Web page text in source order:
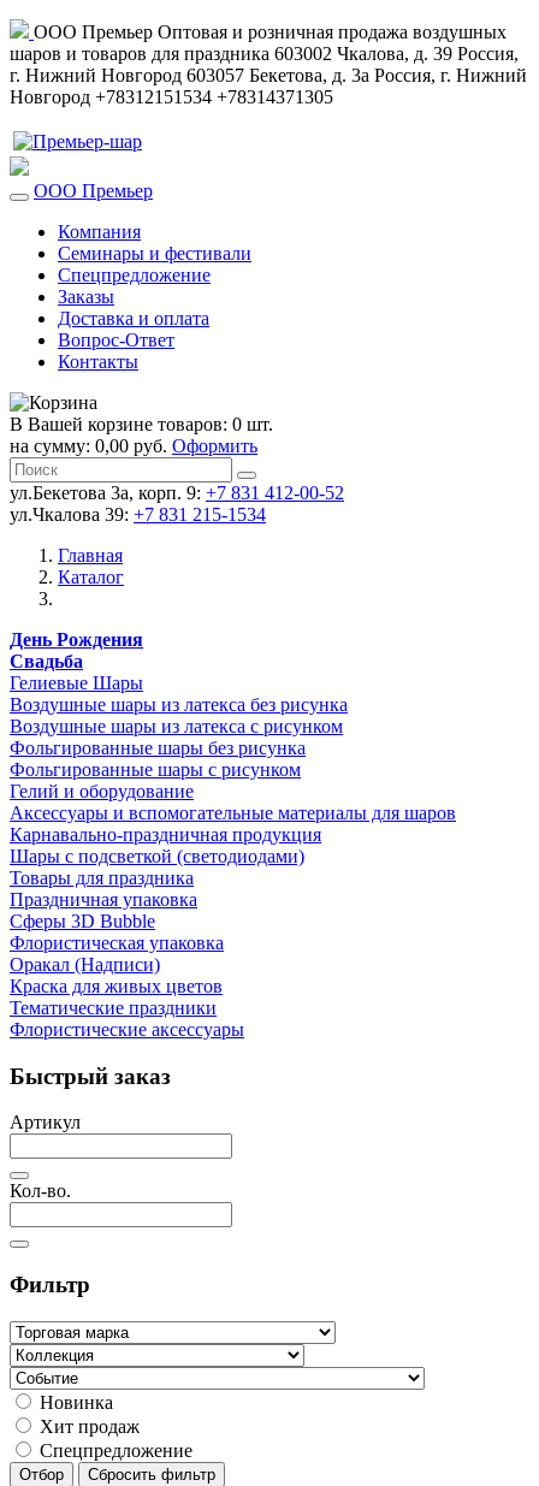
ООО Премьер Оптовая и розничная продажа воздушных
шаров и товаров для праздника 603002 Чкалова, д. 39 Россия,
г. Нижний Новгород 603057 Бекетова, д. 3а Россия, г. Нижний
Новгород +78312151534 +78314371305
ООО Премьер
Компания
Семинары и фестивали
Спецпредложение
Заказы
Доставка и оплата
Вопрос-Ответ
Контакты
В Вашей корзине товаров: 0 шт.
на сумму: 0,00 руб. Оформить
ул.Бекетова 3а, корп. 9: +7 831 412-00-52
ул.Чкалова 39: +7 831 215-1534
Главная
Каталог
День Рождения
Свадьба
Гелиевые Шары
Воздушные шары из латекса без рисунка
Воздушные шары из латекса с рисунком
Фольгированные шары без рисунка
Фольгированные шары с рисунком
Гелий и оборудование
Аксессуары и вспомогательные материалы для шаров
Карнавально-праздничная продукция
Шары с подсветкой (светодиодами)
Товары для праздника
Праздничная упаковка
Сферы 3D Bubble
Флористическая упаковка
Оракал (Надписи)
Краска для живых цветов
Тематические праздники
Флористические аксессуары
Быстрый заказ
Артикул
Кол-во.
Фильтр
Новинка
Хит продаж
Спецпредложение
Отбор Сбросить фильтр